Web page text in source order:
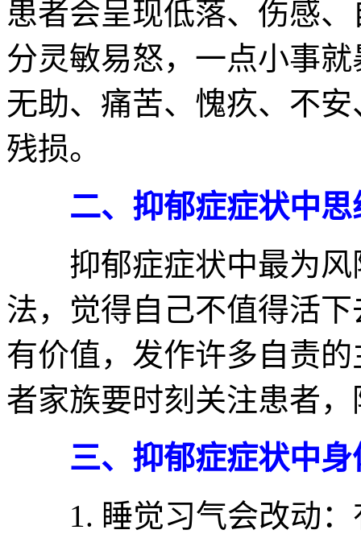
患者会呈现低落、伤感
分灵敏易怒，一点小事
无助、痛苦、愧疚、不
残损。
二、抑郁症症状中思
抑郁症症状中最为风
法，觉得自己不值得活
有价值，发作许多自责
者家族要时刻关注患者
三、抑郁症症状中身
1. 睡觉习气会改动：